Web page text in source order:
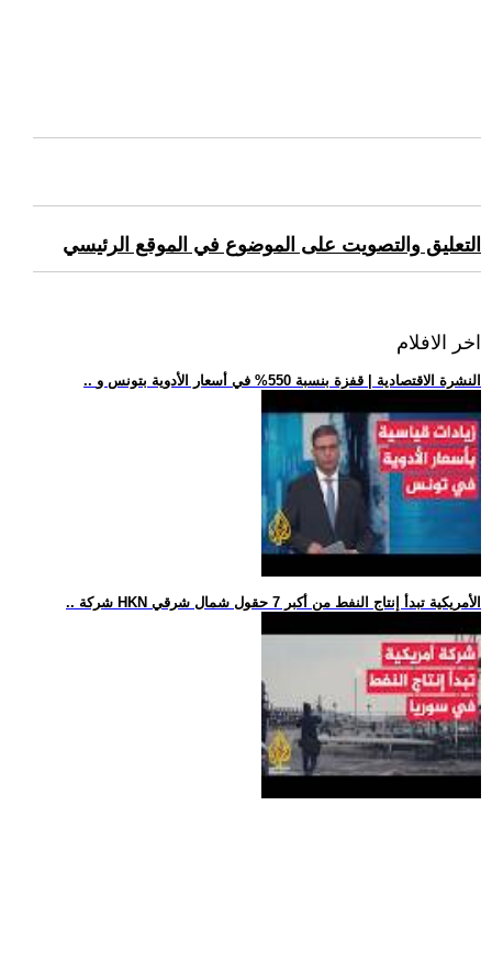
التعليق والتصويت على الموضوع في الموقع الرئيسي
اخر الافلام
.. النشرة الاقتصادية | قفزة بنسبة 550% في أسعار الأدوية بتونس و
.. شركة HKN الأمريكية تبدأ إنتاج النفط من أكبر 7 حقول شمال شرقي